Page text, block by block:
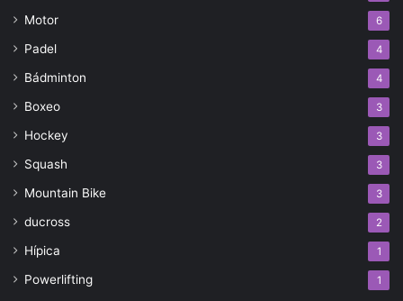
Motor 6
Padel 4
Bádminton 4
Boxeo 3
Hockey 3
Squash 3
Mountain Bike 3
ducross 2
Hípica 1
Powerlifting 1